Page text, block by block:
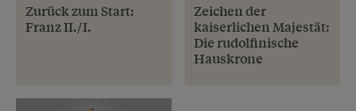
Zurück zum Start:
Franz II./I.
Zeichen der
kaiserlichen Majestät:
Die rudolfinische
Hauskrone